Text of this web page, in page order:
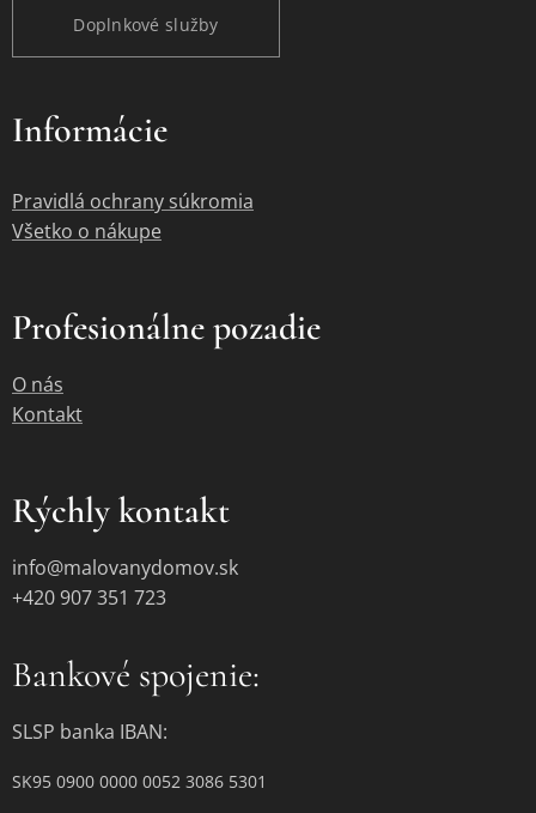
Doplnkové služby
Informácie
Pravidlá ochrany súkromia
Všetko o nákupe
Profesionálne pozadie
O nás
Kontakt
Rýchly kontakt
info@malovanydomov.sk
+420 907 351 723
Bankové spojenie:
SLSP banka IBAN:
SK95 0900 0000 0052 3086 5301